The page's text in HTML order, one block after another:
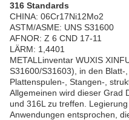
316 Standards
CHINA: 06Cr17Ni12Mo2
ASTM/ASME: UNS S31600
AFNOR: Z 6 CND 17-11
LÄRM: 1,4401
METALLinventar WUXIS
S31600/S31603), in den Blatt-
Plattenspulen-, Stangen-,
Allgemeinen wird dieser Grad
und 316L zu treffen.
Anwendungen entsprochen,